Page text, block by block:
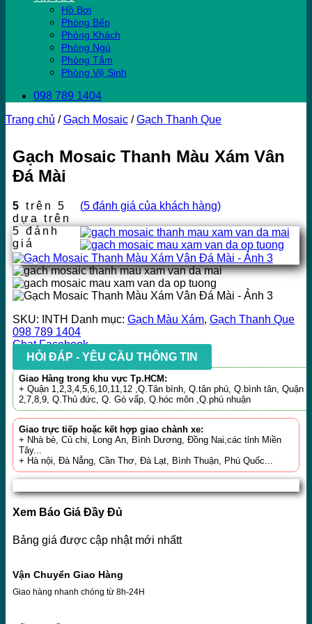
Hồ Bơi
Phòng Bếp
Phòng Khách
Phòng Ngủ
Phòng Tắm
Phòng Vệ Sinh
098 789 1404
Trang chủ / Gạch Mosaic / Gạch Thanh Que
Gạch Mosaic Thanh Màu Xám Vân
Đá Mài
5 trên 5
dựa trên
5 đánh
giá
(5đánh giá của khách hàng)
SKU: INTH Danh mục: Gạch Màu Xám, Gạch Thanh Que
098 789 1404
Chat Facebook
HỎI ĐÁP - YÊU CẦU THÔNG TIN
Giao Hàng trong khu vực Tp.HCM:
+ Quận 1,2,3,4,5,6,10,11,12 ,Q.Tân bình, Q.tân phú, Q.bình tân, Quận
2,7,8,9, Q.Thủ đức, Q. Gò vấp, Q.hóc môn ,Q.phú nhuận
Giao trực tiếp hoặc kết hợp giao chành xe:
+ Nhà bè, Củ chi, Long An, Bình Dương, Đồng Nai,các tỉnh Miền
Tây...
+ Hà nội, Đà Nẳng, Cần Thơ, Đà Lạt, Bình Thuận, Phú Quốc...
Xem Báo Giá Đầy Đủ
Bảng giá được cập nhật mới nhấtt
Vận Chuyển Giao Hàng
Giao hàng nhanh chóng từ 8h-24H